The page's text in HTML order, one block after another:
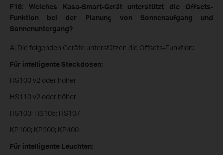
F16: Welches Kasa-Smart-Gerät unterstützt die Offsets-
Funktion bei der Planung von Sonnenaufgang und
Sonnenuntergang?
A: Die folgenden Geräte unterstützen die Offsets-Funktion:
Für intelligente Steckdosen:
HS100 v2 oder höher
HS110 v2 oder höher
HS103; HS105; HS107
KP100; KP200; KP400
Für intelligente Leuchten: